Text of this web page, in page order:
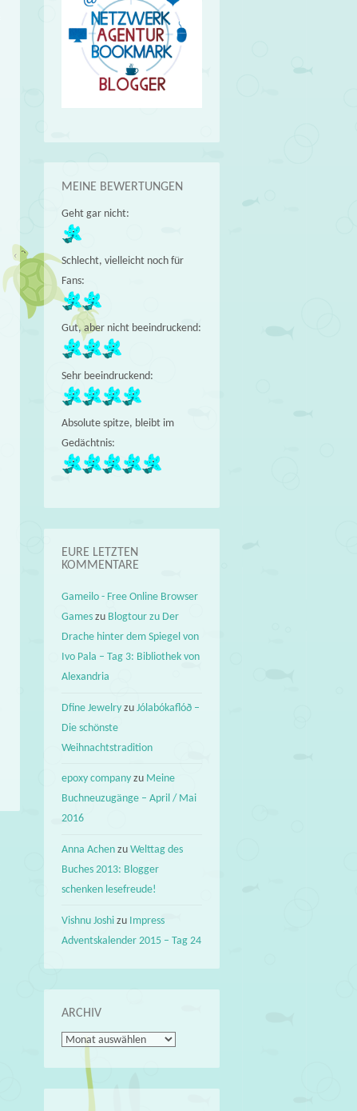
MEINE BEWERTUNGEN
Geht gar nicht:
Schlecht, vielleicht noch für
Fans:
Gut, aber nicht beeindruckend:
Sehr beeindruckend:
Absolute spitze, bleibt im
Gedächtnis:
EURE LETZTEN
KOMMENTARE
Gameilo - Free Online Browser
Games zu Blogtour zu Der
Drache hinter dem Spiegel von
Ivo Pala – Tag 3: Bibliothek von
Alexandria
Dfine Jewelry zuJólabókaflóð –
Die schönste
Weihnachtstradition
epoxy company zu Meine
Buchneuzugänge – April / Mai
2016
Anna Achen zuWelttag des
Buches 2013: Blogger
schenken lesefreude!
Vishnu Joshi zu Impress
Adventskalender 2015 – Tag 24
ARCHIV
Archiv